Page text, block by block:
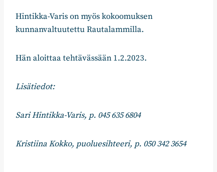
Hintikka-Varis on myös kokoomuksen
kunnanvaltuutettu Rautalammilla.
Hän aloittaa tehtävässään 1.2.2023.
Lisätiedot:
Sari Hintikka-Varis, p. 045 635 6804
Kristiina Kokko, puoluesihteeri, p. 050 342 3654